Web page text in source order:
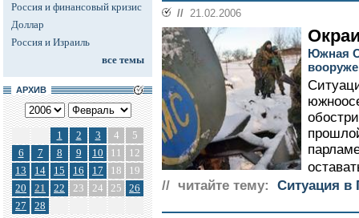
Россия и финансовый кризис
Доллар
Россия и Израиль
все темы
АРХИВ
1 2 3 4
5
6
7 8 9 10 11
12
13
14 15 16 17 18
19
20
21 22 23 24 25
26
27
28
// 21.02.2006
Южная
// читайте тему:
Ситуация в